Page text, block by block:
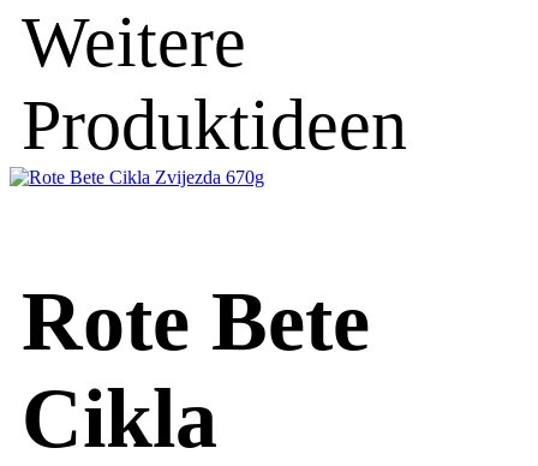
Weitere
Produktideen
Rote Bete
Cikla